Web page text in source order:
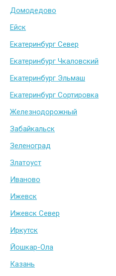
Домодедово
Ейск
Екатеринбург Север
Екатеринбург Чкаловский
Екатеринбург Эльмаш
Екатеринбург Сортировка
Железнодорожный
Забайкальск
Зеленоград
Златоуст
Иваново
Ижевск
Ижевск Север
Иркутск
Йошкар-Ола
Казань